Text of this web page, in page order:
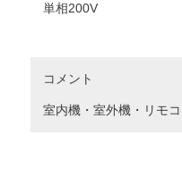
単相200V
コメント
室内機・室外機・リモ